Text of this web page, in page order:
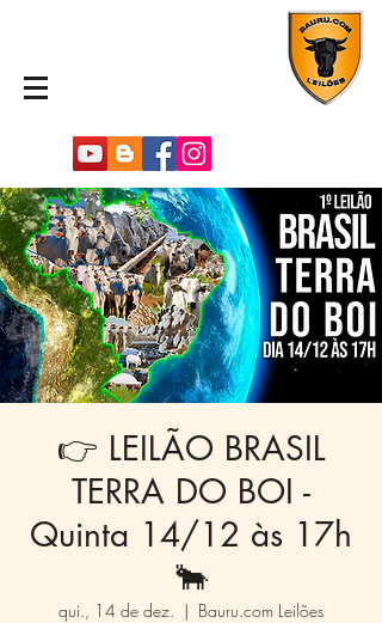
👉 LEILÃO BRASIL
TERRA DO BOI -
Quinta 14/12 às 17h
🐂
qui., 14 de dez.
  |
Bauru.com Leilões